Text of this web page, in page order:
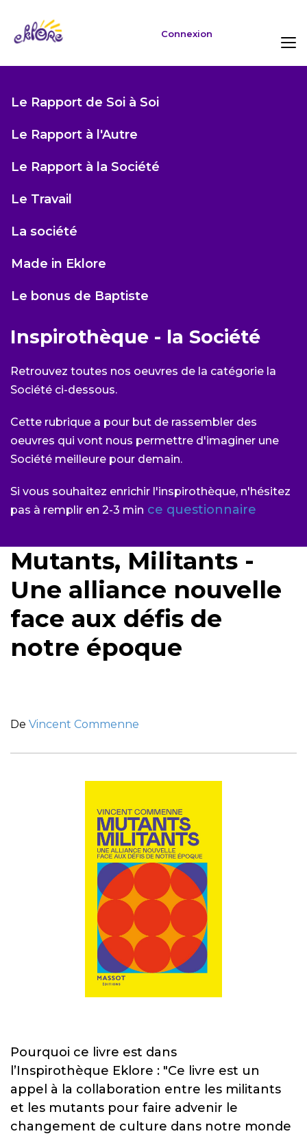
Connexion
Le Rapport de Soi à Soi
Le Rapport à l'Autre
Le Rapport à la Société
Le Travail
La société
Made in Eklore
Le bonus de Baptiste
Inspirothèque - la Société
Retrouvez toutes nos oeuvres de la catégorie la
Société ci-dessous.
Cette rubrique a pour but de rassembler des
oeuvres qui vont nous permettre d'imaginer une
Société meilleure pour demain.
Si vous souhaitez enrichir l'inspirothèque, n'hésitez
pas à remplir en 2-3 min ce questionnaire
Mutants, Militants -
Une alliance nouvelle
face aux défis de
notre époque
De Vincent Commenne
Pourquoi ce livre est dans
l’Inspirothèque Eklore : "Ce livre est un
appel à la collaboration entre les militants
et les mutants pour faire advenir le
changement de culture dans notre monde